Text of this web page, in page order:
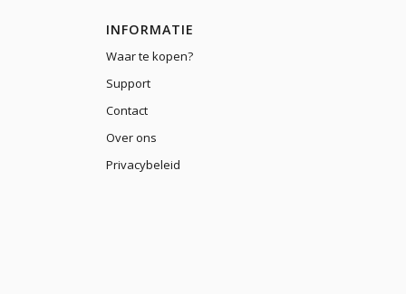
INFORMATIE
Waar te kopen?
Support
Contact
Over ons
Privacybeleid